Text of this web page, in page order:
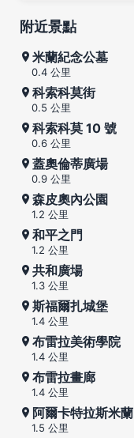
附近景點
米蘭紀念公墓
0.4 公里
科索科莫街
0.5 公里
科索科莫 10 號
0.6 公里
蓋奧倫蒂廣場
0.9 公里
森皮奧內公園
1.2 公里
和平之門
1.2 公里
共和廣場
1.3 公里
斯福爾扎城堡
1.4 公里
布雷拉美術學院
1.4 公里
布雷拉畫廊
1.4 公里
阿爾卡特拉斯米蘭
1.5 公里